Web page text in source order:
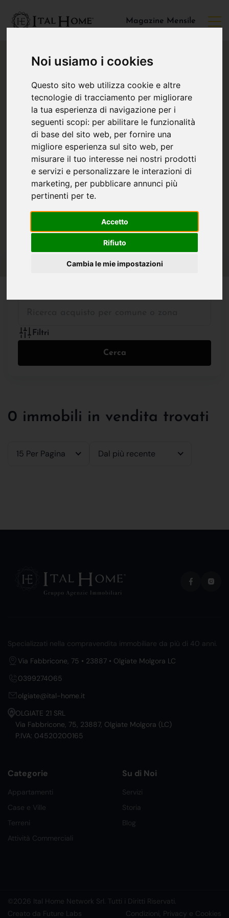
Noi usiamo i cookies
Questo sito web utilizza cookie e altre
tecnologie di tracciamento per migliorare
la tua esperienza di navigazione per i
seguenti scopi: per abilitare le funzionalità
di base del sito web, per fornire una
migliore esperienza sul sito web, per
misurare il tuo interesse nei nostri prodotti
e servizi e personalizzare le interazioni di
marketing, per pubblicare annunci più
pertinenti per te.
Accetto
Rifiuto
Cambia le mie impostazioni
Magazine Mensile
Filtri
Cerca
0 immobili in vendita trovati
15 Per Pagina Dal più recente
Specializzati nella compravendita immobiliare da più di 40 anni.
Via Fabbricone, 75 • 23887 • Olgiate Molgora LC
0399274065
olgiate@ital-home.it
OLGIATE 21 SRL
Via Fabbricone, 75, 23887, Olgiate Molgora (LC)
P.IVA: 04520200165
Categorie
Appartamenti
Case e Ville
Terreni
Attività Commerciali
Su di Noi
Servizi
Storia
Blog
©2026 Ital Home Network Srl. Tutti i Diritti Riservati.
Creato da Future Labs
Condizioni, Privacy e Cookies